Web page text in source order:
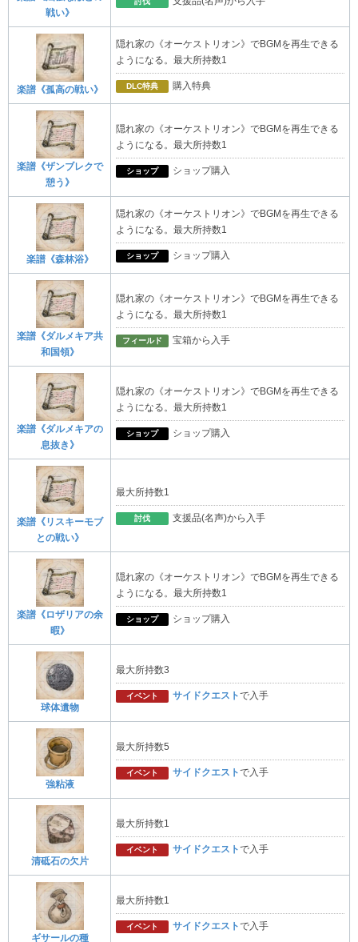
戦い》
楽譜《孤高の戦い》
隠れ家の《オーケストリオン》でBGMを再生できる
ようになる。最大所持数1
DLC特典 購入特典
楽譜《ザンブレクで
憩う》
隠れ家の《オーケストリオン》でBGMを再生できる
ようになる。最大所持数1
ショップ ショップ購入
楽譜《森林浴》
隠れ家の《オーケストリオン》でBGMを再生できる
ようになる。最大所持数1
ショップ ショップ購入
楽譜《ダルメキア共
和国領》
隠れ家の《オーケストリオン》でBGMを再生できる
ようになる。最大所持数1
フィールド 宝箱から入手
楽譜《ダルメキアの
息抜き》
隠れ家の《オーケストリオン》でBGMを再生できる
ようになる。最大所持数1
ショップ ショップ購入
楽譜《リスキーモブ
との戦い》
最大所持数1
討伐 支援品(名声)から入手
楽譜《ロザリアの余
暇》
隠れ家の《オーケストリオン》でBGMを再生できる
ようになる。最大所持数1
ショップ ショップ購入
球体遺物
最大所持数3
イベント サイドクエストで入手
強粘液
最大所持数5
イベント サイドクエストで入手
清砥石の欠片
最大所持数1
イベント サイドクエストで入手
ギサールの種
最大所持数1
イベント サイドクエストで入手